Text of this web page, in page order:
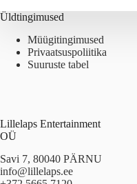
Üldtingimused
Müügitingimused
Privaatsuspoliitika
Suuruste tabel
Lillelaps Entertainment
OÜ
Savi 7, 80040 PÄRNU
info@lillelaps.ee